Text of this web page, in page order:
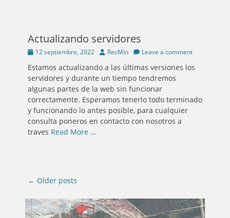
Actualizando servidores
Posted
12 septiembre, 2022 Author
RecMin Leave a comment
Estamos actualizando a las últimas versiones los
servidores y durante un tiempo tendremos
algunas partes de la web sin funcionar
correctamente. Esperamos tenerlo todo terminado
y funcionando lo antes posible, para cualquier
consulta poneros en contacto con nosotros a
traves Read More …
Post
← Older posts